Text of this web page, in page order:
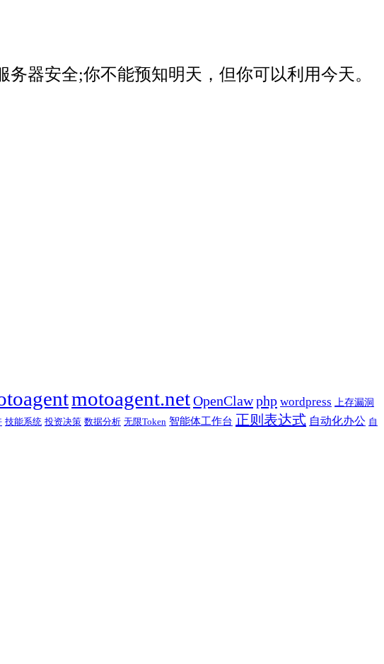
器安全;你不能预知明天，但你可以利用今天。
motoagent.netOpenClawphp wordpress 上存漏洞
技能系统 投资决策 数据分析 无限Token 智能体工作台 正则表达式 自动化办公 自